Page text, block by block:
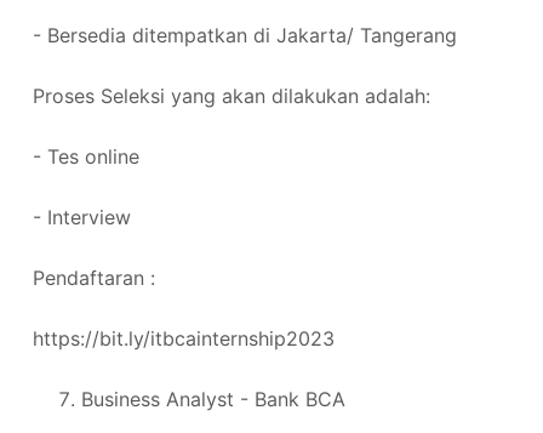
- Bersedia ditempatkan di Jakarta/ Tangerang
Proses Seleksi yang akan dilakukan adalah:
- Tes online
- Interview
Pendaftaran :
https://bit.ly/itbcainternship2023
Business Analyst - Bank BCA